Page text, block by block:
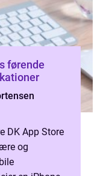
førende
DK App Store
og